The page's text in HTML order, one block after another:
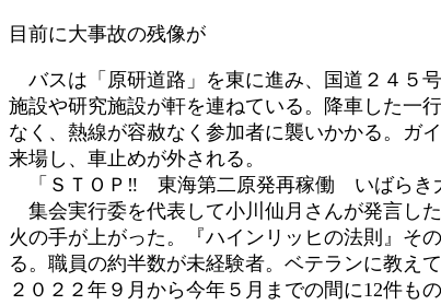
目前に大事故の残像が
バスは「原研道路」を東に進み、国道２４５
施設や研究施設が軒を連ねている。降車した一
なく、熱線が容赦なく参加者に襲いかかる。ガ
来場し、車止めが外される。
「ＳＴＯＰ‼ 東海第二原発再稼働 いばらき大
集会実行委を代表して小川仙月さんが発言し
火の手が上がった。『ハインリッヒの法則』そ
る。職員の約半数が未経験者。ベテランに教え
２０２２年９月から今年５月までの間に12件も